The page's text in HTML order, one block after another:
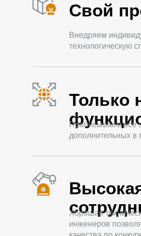
Свой
Внедряем
технологическую
Только
Прописываем все
дополнительных в
Хорошая
инженеров